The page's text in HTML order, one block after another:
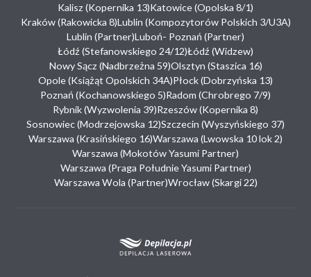
Kalisz (Kopernika 13)Katowice (Opolska 8/1)
Kraków (Rakowicka 8)Lublin (Kompozytorów Polskich 3/U3A)
Lublin (Partner)Luboń- Poznań (Partner)
Łódź (Stefanowskiego 24/12)Łódź (Widzew)
Nowy Sącz (Nadbrzeżna 59)Olsztyn (Staszica 16)
Opole (Książąt Opolskich 34A)Płock (Dobrzyńska 13)
Poznań (Kochanowskiego 5)Radom (Chrobrego 7/9)
Rybnik (Wyzwolenia 39)Rzeszów (Kopernika 8)
Sosnowiec (Modrzejowska 12)Szczecin (Wyszyńskiego 37)
Warszawa (Krasińskiego 16)Warszawa (Lwowska 10 lok 2)
Warszawa (Mokotów Yasumi Partner)
Warszawa (Praga Południe Yasumi Partner)
Warszawa Wola (Partner)Wrocław (Skargi 22)